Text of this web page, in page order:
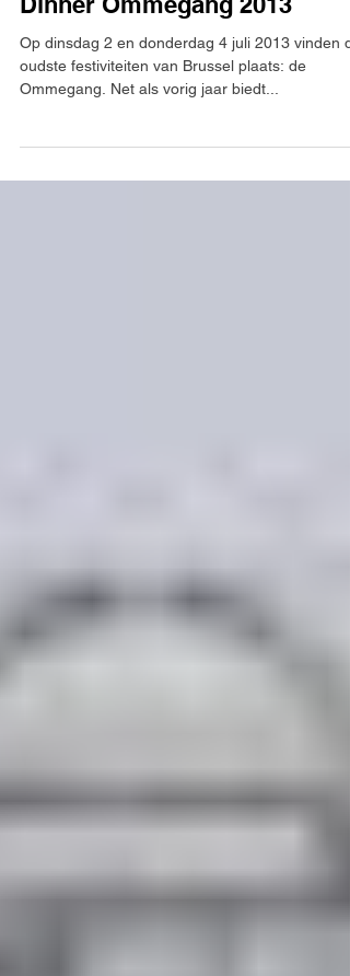
Dinner Ommegang 2013
Op dinsdag 2 en donderdag 4 juli 2013 vinden
oudste festiviteiten van Brussel plaats: de